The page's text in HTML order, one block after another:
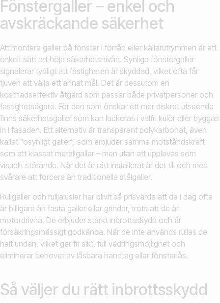
Fönstergaller – enkel och
avskräckande säkerhet
Att montera galler på fönster i förråd eller källarutrymmen är ett
enkelt sätt att höja säkerhetsnivån. Synliga fönstergaller
signalerar tydligt att fastigheten är skyddad, vilket ofta får
tjuven att välja ett annat mål. Det är dessutom en
kostnadseffektiv åtgärd som passar både privatpersoner och
fastighetsägare. För den som önskar ett mer diskret utseende
finns säkerhetsgaller som kan lackeras i valfri kulör eller byggas
in i fasaden. Ett alternativ är transparent polykarbonat, även
kallat ”osynligt galler”, som erbjuder samma motståndskraft
som ett klassat metallgaller – men utan att upplevas som
visuellt störande. När det är rätt installerat är det till och med
svårare att forcera än traditionella stålgaller.
Rullgaller och rulljalusier har blivit så prisvärda att de i dag ofta
är billigare än fasta galler eller grindar, trots att de är
motordrivna. De erbjuder starkt inbrottsskydd och är
försäkringsmässigt godkända. När de inte används rullas de
helt undan, vilket ger fri sikt, full vädringsmöjlighet och
eliminerar behovet av låsbara handtag eller fönsterlås.
Så väljer du rätt inbrottsskydd